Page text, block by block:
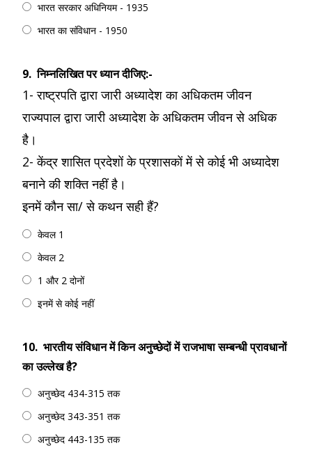
भारत सरकार अधिनियम - 1935
भारत का संविधान - 1950
9. निम्नलिखित पर ध्यान दीजिए:-
1- राष्ट्रपति द्वारा जारी अध्यादेश का अधिकतम जीवन
राज्यपाल द्वारा जारी अध्यादेश के अधिकतम जीवन से अधिक
है।
2- केंद्र शासित प्रदेशों के प्रशासकों में से कोई भी अध्यादेश
बनाने की शक्ति नहीं है।
इनमें कौन सा/ से कथन सही हैं?
केवल 1
केवल 2
1 और 2 दोनों
इनमें से कोई नहीं
10. भारतीय संविधान में किन अनुच्छेदों में राजभाषा सम्बन्धी प्रावधानों
का उल्लेख है?
अनुच्छेद 434-315 तक
अनुच्छेद 343-351 तक
अनुच्छेद 443-135 तक